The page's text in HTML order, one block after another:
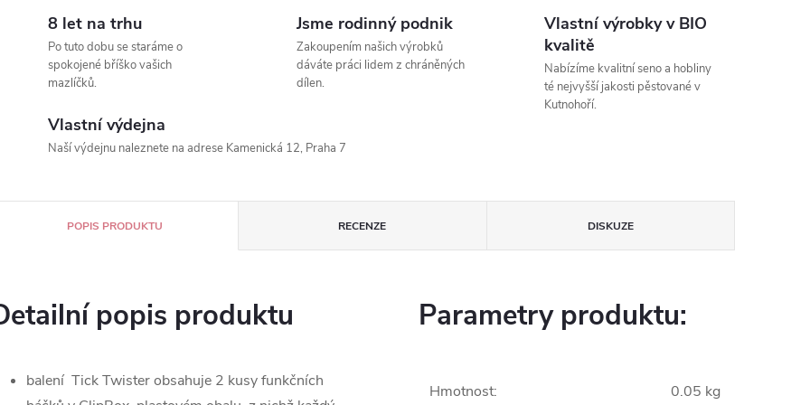
8 let na trhu
Po tuto dobu se staráme o
spokojené bříško vašich
mazlíčků.
Jsme rodinný podnik
Zakoupením našich výrobků
dáváte práci lidem z chráněných
dílen.
Vlastní výrobky v BIO
kvalitě
Nabízíme kvalitní seno a hobliny
té nejvyšší jakosti pěstované v
Kutnohoří.
Vlastní výdejna
Naší výdejnu naleznete na adrese Kamenická 12, Praha 7
POPIS PRODUKTU RECENZE DISKUZE
popis produktu
balení Tick Twister obsahuje 2 kusy funkčních
Parametry produktu:
Hmotnost: 0.05 kg